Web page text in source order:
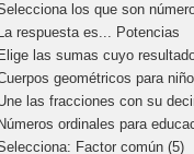
los que son
respuesta es... Potencias
las sumas cuyo
geométricos para
las fracciones con su
ordinales para
Factor común (5)